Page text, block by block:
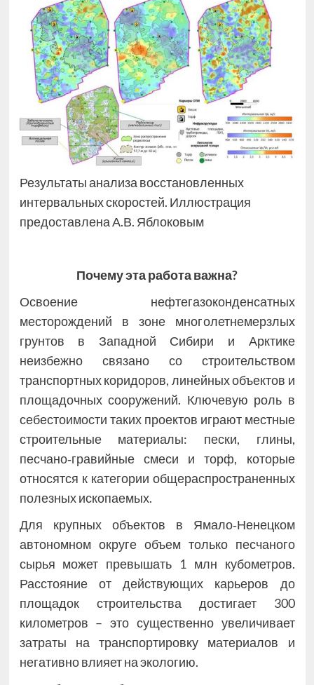
Результаты анализа восстановленных
интервальных скоростей. Иллюстрация
предоставлена А.В. Яблоковым
Почему эта работа важна?
Освоение нефтегазоконденсатных
месторождений в зоне многолетнемерзлых
грунтов в Западной Сибири и Арктике
неизбежно связано со строительством
транспортных коридоров, линейных объектов и
площадочных сооружений. Ключевую роль в
себестоимости таких проектов играют местные
строительные материалы: пески, глины,
песчано‑гравийные смеси и торф, которые
относятся к категории общераспространенных
полезных ископаемых.
Для крупных объектов в Ямало‑Ненецком
автономном округе объем только песчаного
сырья может превышать 1 млн кубометров.
Расстояние от действующих карьеров до
площадок строительства достигает 300
километров – это существенно увеличивает
затраты на транспортировку материалов и
негативно влияет на экологию.